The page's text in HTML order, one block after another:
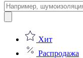
Поиск
товаров
Хит
Распродажа